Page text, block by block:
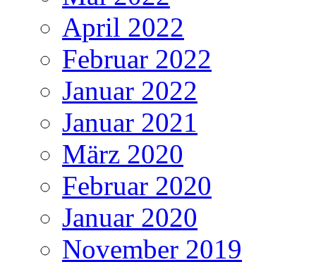
April 2022
Februar 2022
Januar 2022
Januar 2021
März 2020
Februar 2020
Januar 2020
November 2019